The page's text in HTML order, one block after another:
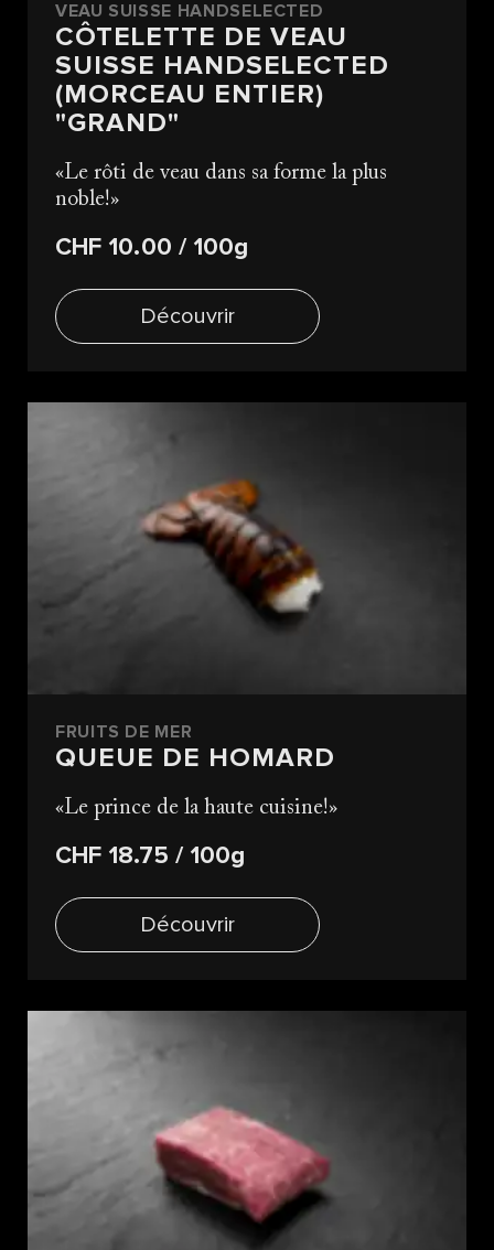
VEAU SUISSE HANDSELECTED
CÔTELETTE DE VEAU
SUISSE HANDSELECTED
(MORCEAU ENTIER)
"GRAND"
Le rôti de veau dans sa forme la plus
noble!
CHF 10.00/ 100g
Découvrir
FRUITS DE MER
QUEUE DE HOMARD
Le prince de la haute cuisine!
CHF 18.75/ 100g
Découvrir